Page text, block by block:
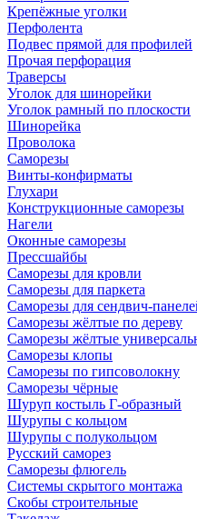
Крепёжные уголки
Перфолента
Подвес прямой для профилей
Прочая перфорация
Траверсы
Уголок для шинорейки
Уголок рамный по плоскости
Шинорейка
Проволока
Саморезы
Винты-конфирматы
Глухари
Конструкционные саморезы
Нагели
Оконные саморезы
Прессшайбы
Саморезы для кровли
Саморезы для паркета
Саморезы для сендвич-
Саморезы жёлтые по дереву
Саморезы жёлтые
Саморезы клопы
Саморезы по гипсоволокну
Саморезы чёрные
Шуруп костыль Г-образный
Шурупы с кольцом
Шурупы с полукольцом
Русский саморез
Саморезы флюгель
Системы скрытого монтажа
Скобы строительные